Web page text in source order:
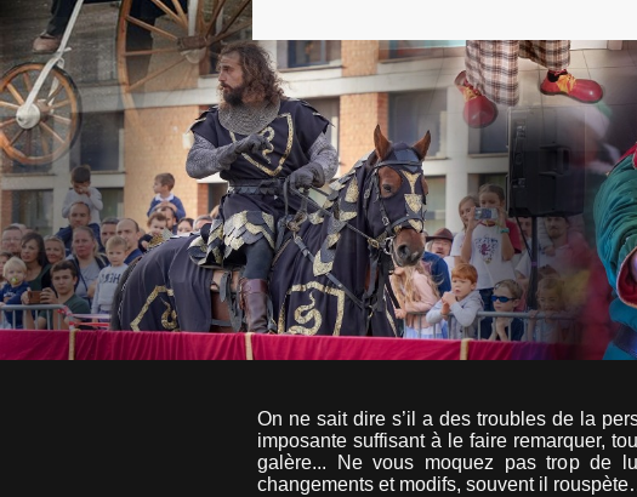
On ne sait dire s’il a des troubles de la
imposante suffisant à le faire remarquer,
galère... Ne vous moquez pas trop de
changements et modifs, souvent il